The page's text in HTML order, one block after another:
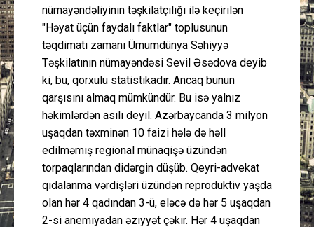
nümayəndəliyinin təşkilatçılığı ilə keçirilən
"Həyat üçün faydalı faktlar" toplusunun
təqdimatı zamanı Ümumdünya Səhiyyə
Təşkilatının nümayəndəsi Sevil Əsədova deyib
ki, bu, qorxulu statistikadır. Ancaq bunun
qarşısını almaq mümkündür. Bu isə yalnız
həkimlərdən asılı deyil. Azərbaycanda 3 milyon
uşaqdan təxminən 10 faizi hələ də həll
edilməmiş regional münaqişə üzündən
torpaqlarından didərgin düşüb. Qeyri-advekat
qidalanma vərdişləri üzündən reproduktiv yaşda
olan hər 4 qadından 3-ü, eləcə də hər 5 uşaqdan
2-si anemiyadan əziyyət çəkir. Hər 4 uşaqdan